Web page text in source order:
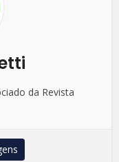
da Revista